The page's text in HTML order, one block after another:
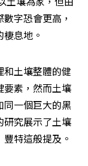
字恐會更高，
息地。
和​​土壤整體的健
要素，然而土壤
同一個巨大的黑
研究展示了土壤
特這般提及。